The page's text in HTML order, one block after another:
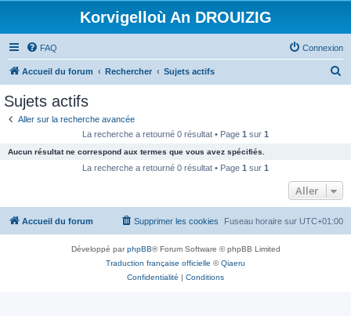
Korvigelloù An DROUIZIG
FAQ Connexion
Accueil du forum Rechercher Sujets actifs
c
e
Sujets actifs
Aller sur la recherche avancée
La recherche a retourné 0 résultat • Page 1 sur 1
Aucun résultat ne correspond aux termes que vous avez spécifiés.
La recherche a retourné 0 résultat • Page 1 sur 1
Aller
Accueil du forum Fuseau horaire sur UTC+01:00
Supprimer les cookies
Développé parphpBB® Forum Software © phpBB Limited
Traduction française officielle ©Qiaeru
Confidentialité | Conditions